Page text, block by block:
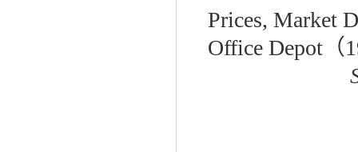
Prices, Market
Office Depot （